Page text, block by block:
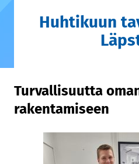
Huhtikuun
Turvallisuutta
rakentamiseen